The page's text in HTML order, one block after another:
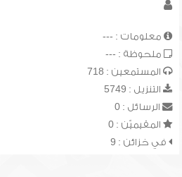
معلومات : ---
ملحوظة : ---
المستمعين : 718
التنزيل : 5749
الرسائل : 0
المقيميّن : 0
في خزائن : 9